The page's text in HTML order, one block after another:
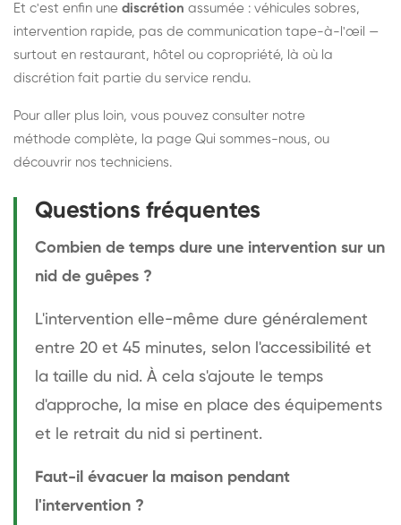
Et c'est enfin une discrétion assumée : véhicules sobres,
intervention rapide, pas de communication tape-à-l'œil —
surtout en restaurant, hôtel ou copropriété, là où la
discrétion fait partie du service rendu.
Pour aller plus loin, vous pouvez consulter notre
méthode complète, la page Qui sommes-nous, ou
découvrir nos techniciens.
Questions fréquentes
Combien de temps dure une intervention sur un
nid de guêpes ?
L'intervention elle-même dure généralement
entre 20 et 45 minutes, selon l'accessibilité et
la taille du nid. À cela s'ajoute le temps
d'approche, la mise en place des équipements
et le retrait du nid si pertinent.
Faut-il évacuer la maison pendant
l'intervention ?